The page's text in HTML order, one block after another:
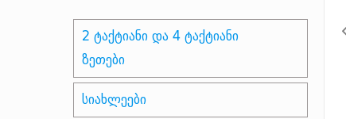
2 ტაქტიანი და 4 ტაქტიანი
ზეთები
სიახლეები